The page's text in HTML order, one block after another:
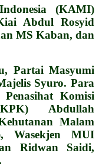
(KAMI)
Abdul Rosyid
MS Kaban, dan
Partai Masyumi
Syuro. Para
Komisi
Abdullah
Malam
Wasekjen MUI
Ridwan Saidi,